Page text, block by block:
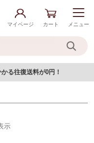
マイページ カート メニュー
る往復送料が0円！
示